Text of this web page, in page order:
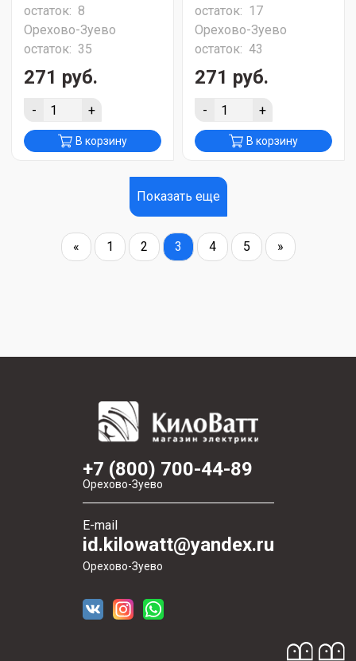
остаток: 8
Орехово-Зуево
остаток: 35
271 руб.
- +
В корзину
остаток: 17
Орехово-Зуево
остаток: 43
271 руб.
- +
В корзину
Показать еще
« 1 2 3 4 5 »
+7 (800) 700-44-89
Орехово-Зуево
E-mail
id.kilowatt@yandex.ru
Орехово-Зуево